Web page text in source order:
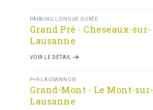
PARKING LONGUE DURÉE
Grand Pré - Cheseaux-sur-
Lausanne
VOIR LE DÉTAIL
P+R LAUSANNOIS
Grand-Mont - Le Mont-sur-
Lausanne